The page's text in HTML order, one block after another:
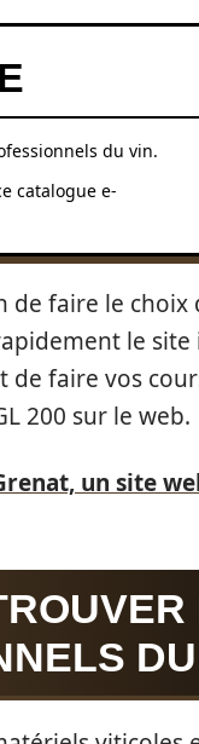
du vin.
catalogue e-
de faire le
le
de faire vos
200 sur le web.
un site